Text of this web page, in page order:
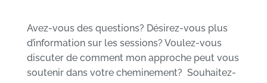
Avez-vous des questions? Désirez-vous plus
d’information sur les sessions? Voulez-vous
discuter de comment mon approche peut vous
soutenir dans votre cheminement? Souhaitez-